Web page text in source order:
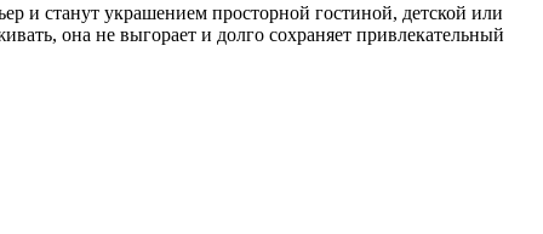
и станут украшением просторной гостиной, детской или
она не выгорает и долго сохраняет привлекательный